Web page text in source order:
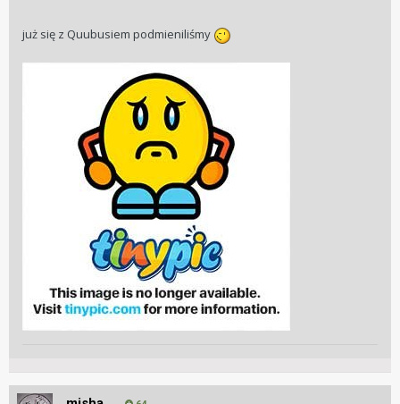
już się z Quubusiem podmieniliśmy